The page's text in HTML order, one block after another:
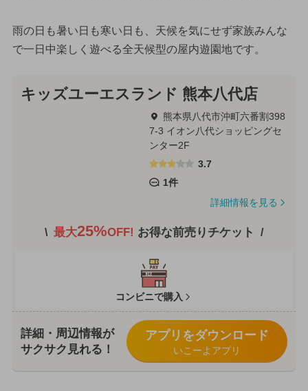
雨の日も暑い日も寒い日も、天候を気にせず家族みんな
で一日中楽しく遊べる全天候型の屋内遊園地です。
キッズユーエスランド 熊本八代店
熊本県八代市沖町六番割398
7-3 イオン八代ショッピングセ
ンター2F
3.7
1件
詳細情報を見る
最大25%OFF! お得な前売りチケット
コンビニで購入
詳細・周辺情報が
サクサク見れる！
アプリをダウンロード
いこーよアプリ